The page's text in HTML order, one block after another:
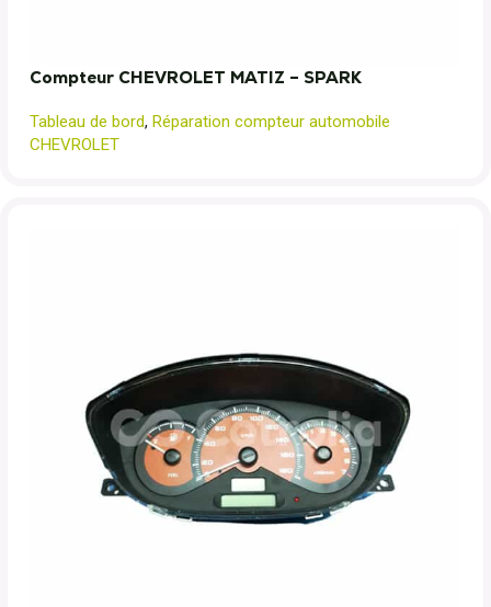
Compteur CHEVROLET MATIZ – SPARK
Tableau de bord, Réparation compteur automobile
CHEVROLET